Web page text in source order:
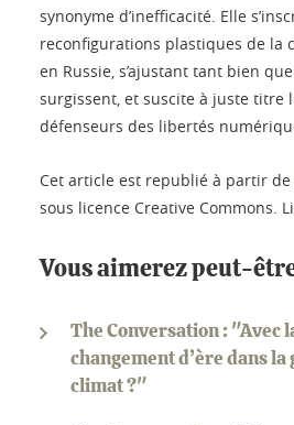
synonyme d’inefficacité. Elle
reconfigurations plastiques de la
en Russie, s’ajustant tant bien
surgissent, et suscite à juste titre
défenseurs des libertés
Cet article est republié à partir de
sous licence Creative Commons.
Vous aimerez peut-
The Conversation : "Avec
changement d’ère dans
climat ?"